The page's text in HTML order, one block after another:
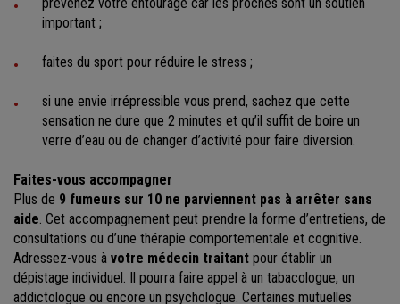
important ;
faites du sport pour réduire le stress ;
si une envie irrépressible vous prend, sachez que cette
sensation ne dure que 2 minutes et qu’il suffit de boire un
verre d’eau ou de changer d’activité pour faire diversion.
Faites-vous accompagner
Plus de 9 fumeurs sur 10 ne parviennent pas à arrêter sans
aide. Cet accompagnement peut prendre la forme d’entretiens, de
consultations ou d’une thérapie comportementale et cognitive.
Adressez-vous à votre médecin traitant pour établir un
dépistage individuel. Il pourra faire appel à un tabacologue, un
addictologue ou encore un psychologue. Certaines mutuelles